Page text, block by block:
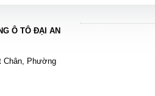
Ô TÔ ĐẠI AN
Chân, Phường